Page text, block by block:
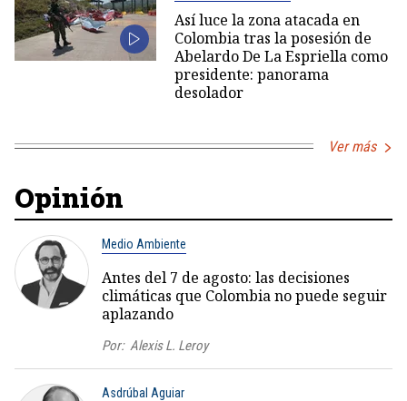
Así luce la zona atacada en
Colombia tras la posesión de
Abelardo De La Espriella como
presidente: panorama
desolador
Ver más
Opinión
Medio Ambiente
Antes del 7 de agosto: las decisiones
climáticas que Colombia no puede seguir
aplazando
Por: Alexis L. Leroy
Asdrúbal Aguiar